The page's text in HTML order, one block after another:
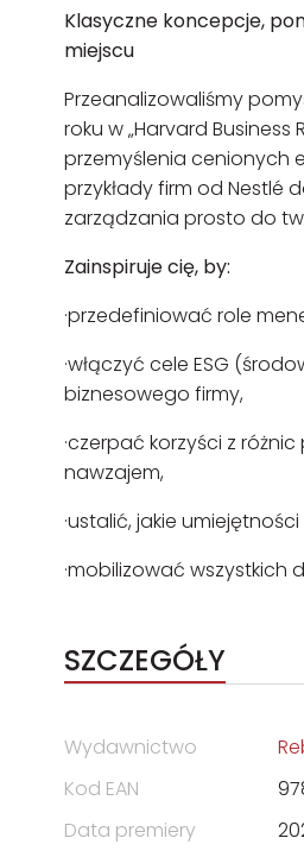
Klasyczne koncepcje,
miejscu
Przeanalizowaliśmy
roku w „Harvard
przemyślenia cenionych
przykłady firm od Nestlé
zarządzania prosto do
Zainspiruje cię, by:
·przedefiniować role
·włączyć cele ESG
biznesowego firmy,
·czerpać korzyści z
nawzajem,
·ustalić, jakie
·mobilizować
SZCZEGÓŁY
Wydawnictwo
Kod EAN
Data premiery